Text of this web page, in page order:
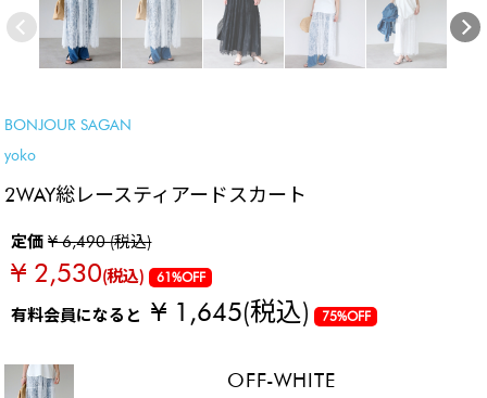
BONJOUR SAGAN
yoko
2WAY総レースティアードスカート
定価¥ 6,490 (税込)
¥ 2,530(税込) 61%OFF
有料会員になると¥ 1,645(税込) 75%OFF
OFF-WHITE